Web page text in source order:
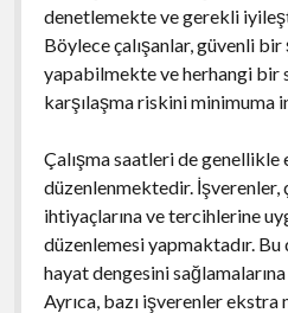
denetlemekte ve gerekli
Böylece çalışanlar, güvenli
yapabilmekte ve herhangi bir
karşılaşma riskini minimuma
Çalışma saatleri de
düzenlenmektedir. İşverenler,
ihtiyaçlarına ve tercihlerine
düzenlemesi yapmaktadır. Bu
hayat dengesini
Ayrıca, bazı işverenler ekstra